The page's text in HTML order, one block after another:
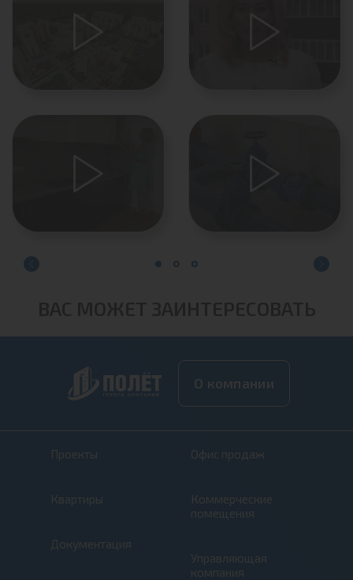
О компании
Проекты
Квартиры
Документация
Офис продаж
Коммерческие
помещения
Управляющая
компания